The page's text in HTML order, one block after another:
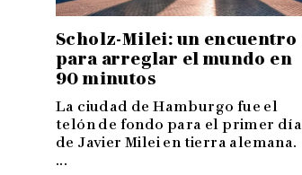
Scholz-Milei: un encuentro
para arreglar el mundo en
90 minutos
La ciudad de Hamburgo fue el
telón de fondo para el primer día
de Javier Milei en tierra alemana.
...